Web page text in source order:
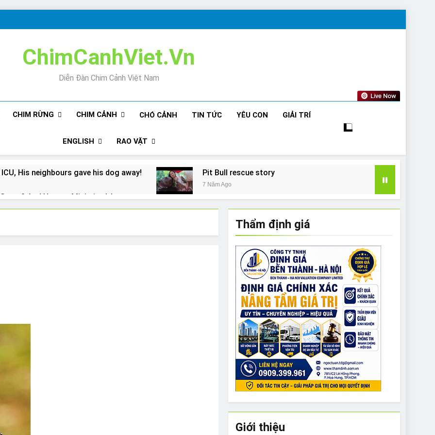
ChimCanhViet.Vn
Diễn Đàn Chim Cảnh Việt Nam
Live Now
CHIM RỪNG CHIM CẢNH CHÓ CẢNH TIN TỨC YÊU CON GIẢI TRÍ
ENGLISH RAO VẶT
His neighbours gave his dog away! Pit Bull rescue story
7 Năm Ago
And How to Minimize It!
Not as much as you think and here’s why!
The Ultimate Guide to What Bulldogs Can (and can’t) Eat
Can Bulldogs Run Long Distances?
Fetch? And How to Train Them! How Often Do I Need to Groom My Bulldog
Thẩm định giá
Giới thiệu